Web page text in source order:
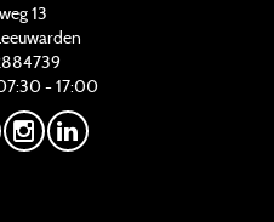
13
- 17:00